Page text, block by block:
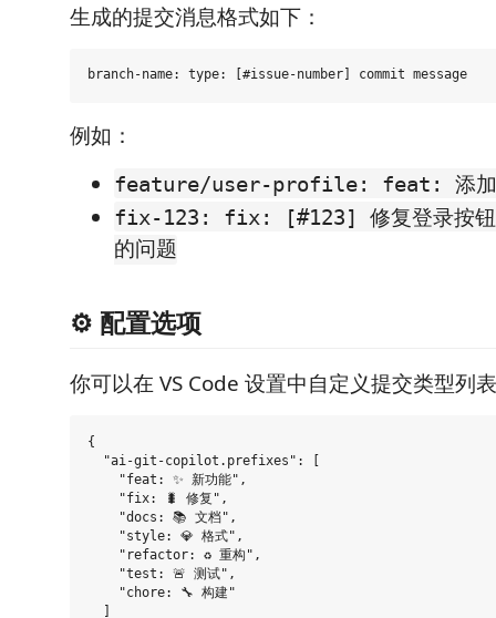
生成的提交消息格式如下：
例如：
feature/user-profile: feat: 添加用
fix-123: fix: [#123] 修复登录按钮
的问题
⚙️ 配置选项
你可以在 VS Code 设置中自定义提交类型列
{
  "ai-git-copilot.prefixes": [
    "feat: ✨ 新功能",
    "fix: 🐛 修复",
    "docs: 📚 文档",
    "style: 💎 格式",
    "refactor: ♻️ 重构",
    "test: 🚨 测试",
    "chore: 🔧 构建"